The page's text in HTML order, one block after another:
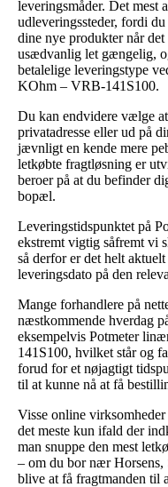
leveringsmåder. Det mest
udleveringssteder, fordi
dine nye produkter når
usædvanlig let gængelig,
betalelige leveringstype
KOhm – VRB-141S100.
Du kan endvidere vælge
privatadresse eller ud på
jævnligt en kende mere
letkøbte fragtløsning er
beroer på at du befinder
bopæl.
Leveringstidspunktet på
ekstremt vigtig såfremt vi
så derfor er det helt
leveringsdato på den
Mange forhandlere på
næstkommende hverdag
eksempelvis Potmeter
141S100, hvilket står og
forud for et nøjagtigt
til at kunne nå at få
Visse online
det meste kun ifald der
man snuppe den mest
– om du bor nær
blive at få fragtmanden til